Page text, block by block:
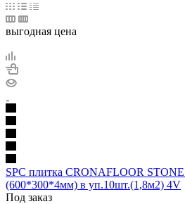
выгодная цена
SPC плитка CRONAFLOOR
(600*300*4мм) в уп.10шт.(1,8м2) 4V
Под заказ